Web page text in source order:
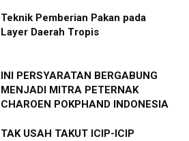
Teknik Pemberian Pakan pada
Layer Daerah Tropis
INI PERSYARATAN BERGABUNG
MENJADI MITRA PETERNAK
CHAROEN POKPHAND INDONESIA
TAK USAH TAKUT ICIP-ICIP